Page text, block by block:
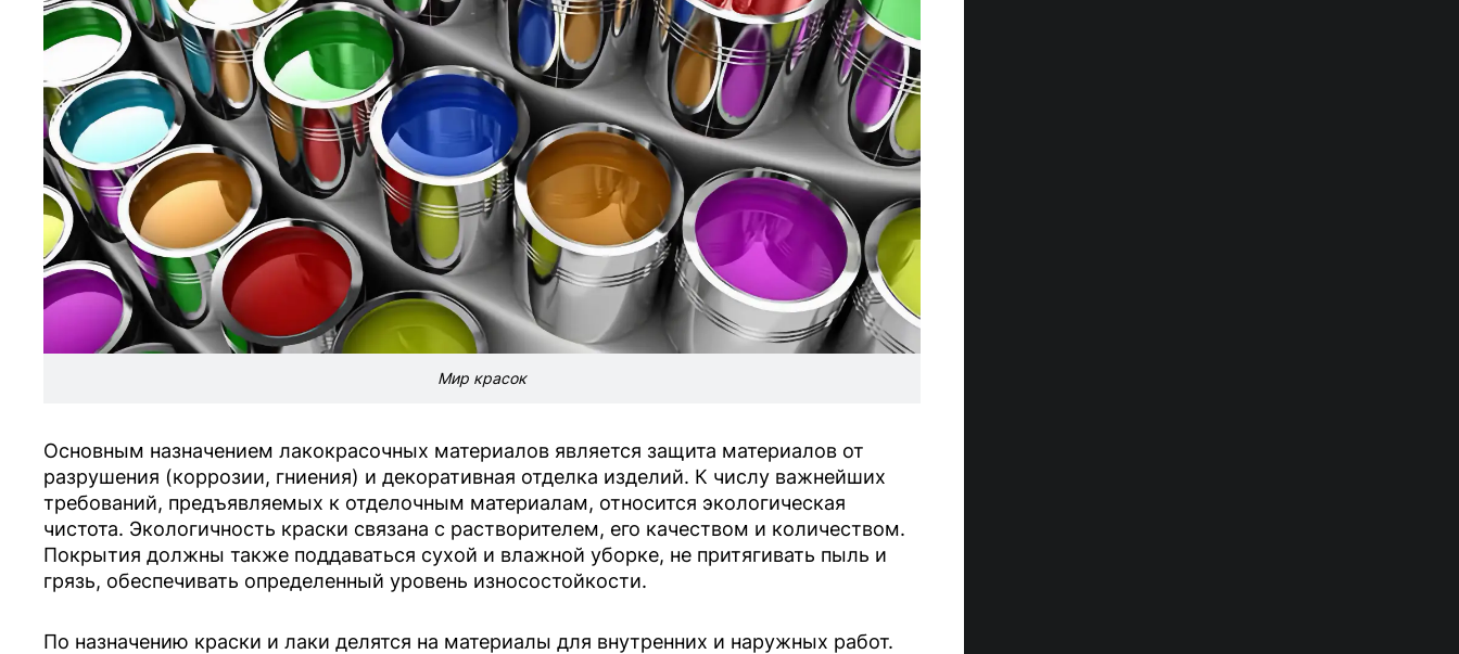
Мир красок
Основным назначением лакокрасочных материалов является защита материалов от
разрушения (коррозии, гниения) и декоративная отделка изделий. К числу важнейших
требований, предъявляемых к отделочным материалам, относится экологическая
чистота. Экологичность краски связана с растворителем, его качеством и количеством.
Покрытия должны также поддаваться сухой и влажной уборке, не притягивать пыль и
грязь, обеспечивать определенный уровень износостойкости.
По назначению краски и лаки делятся на материалы для внутренних и наружных работ.